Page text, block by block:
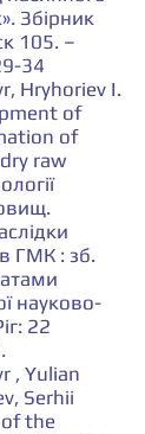
Збірник
105. –
34
Hryhoriev I.
of
of
raw
ГМК : зб.
науково-
22
, Yulian
Serhii
the